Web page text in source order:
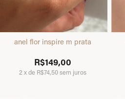
anel flor inspire m prata
R$149,00
2 xde R$74,50sem juros